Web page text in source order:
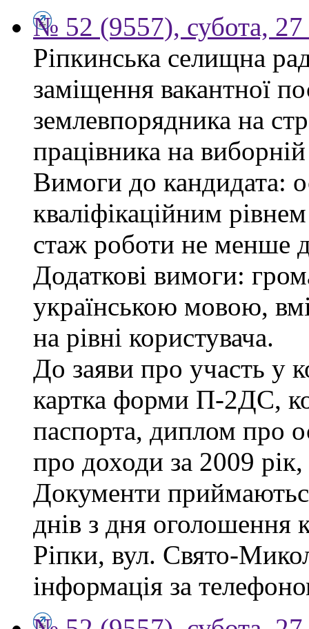
№ 52 (9557), субота, 27
Ріпкинська селищна
заміщення вакантної
землевпорядника на
працівника на
Вимоги до кандидата:
кваліфікаційним
стаж роботи не менше
Додаткові вимоги:
українською мовою,
на рівні користувача.
До заяви про участь у
картка форми П-2ДС,
паспорта, диплом про
про доходи за 2009
Документи
днів з дня оголошення
Ріпки, вул. Свято-
інформація за